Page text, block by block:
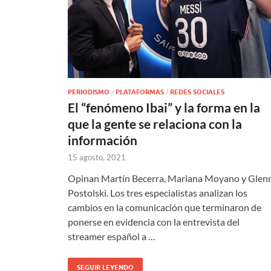
PERIODISMO / PLATAFORMAS / REDES SOCIALES
El “fenómeno Ibai” y la forma en la
que la gente se relaciona con la
información
15 agosto, 2021
Opinan Martín Becerra, Mariana Moyano y
Postolski. Los tres especialistas analizan los
cambios en la comunicación que terminaron de
ponerse en evidencia con la entrevista del
streamer español a …
SEGUIR LEYENDO